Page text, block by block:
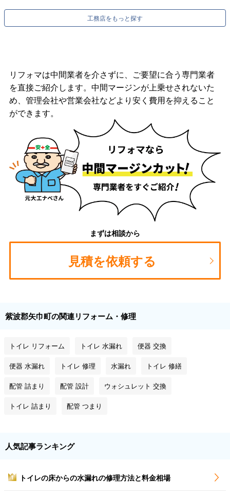
工務店をもっと探す
リフォマは中間業者を介さずに、ご要望に合う専門業者
を直接ご紹介します。中間マージンが上乗せされないた
め、管理会社や営業会社などより安く費用を抑えること
ができます。
まずは相談から
見積を依頼する
紫波郡矢巾町の関連リフォーム・修理
トイレ リフォーム トイレ 水漏れ 便器 交換
便器 水漏れ トイレ 修理 水漏れ トイレ 修繕
配管 詰まり 配管 設計 ウォシュレット 交換
トイレ 詰まり 配管 つまり
人気記事ランキング
1 トイレの床からの水漏れの修理方法と料金相場